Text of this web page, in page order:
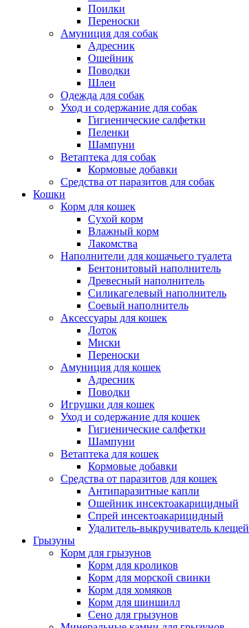
Поилки
Переноски
Амуниция для собак
Адресник
Ошейник
Поводки
Шлеи
Одежда для собак
Уход и содержание для собак
Гигиенические салфетки
Пеленки
Шампуни
Ветаптека для собак
Кормовые добавки
Средства от паразитов для собак
Кошки
Корм для кошек
Сухой корм
Влажный корм
Лакомства
Наполнители для кошачьего туалета
Бентонитовый наполнитель
Древесный наполнитель
Силикагелевый наполнитель
Соевый наполнитель
Аксессуары для кошек
Лоток
Миски
Переноски
Амуниция для кошек
Адресник
Поводки
Игрушки для кошек
Уход и содержание для кошек
Гигиенические салфетки
Шампуни
Ветаптека для кошек
Кормовые добавки
Средства от паразитов для кошек
Антипаразитные капли
Ошейник инсектоакарицидный
Спрей инсектоакарицидный
Удалитель-выкручиватель клещей
Грызуны
Корм для грызунов
Корм для кроликов
Корм для морской свинки
Корм для хомяков
Корм для шиншилл
Сено для грызунов